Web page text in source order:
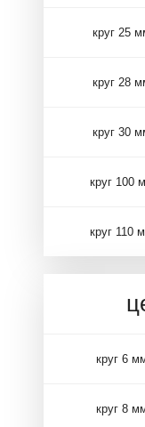
круг 25
круг 28
круг 30
круг 100
круг 110
круг 6
круг 8